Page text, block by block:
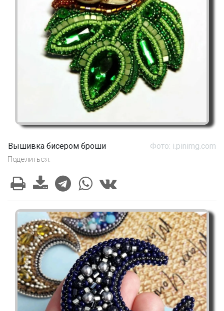
Вышивка бисером броши Фото: i.pinimg.com
Поделиться: